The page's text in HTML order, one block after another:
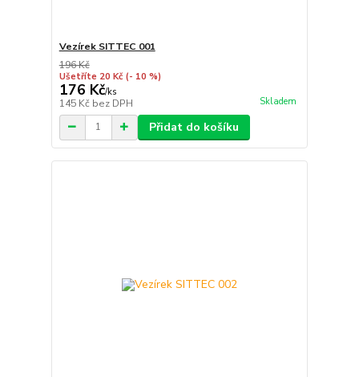
Vezírek SITTEC 001
196 Kč
Ušetříte 20 Kč (- 10 %)
176 Kč/ks
145 Kč bez DPH Skladem
Přidat do košíku